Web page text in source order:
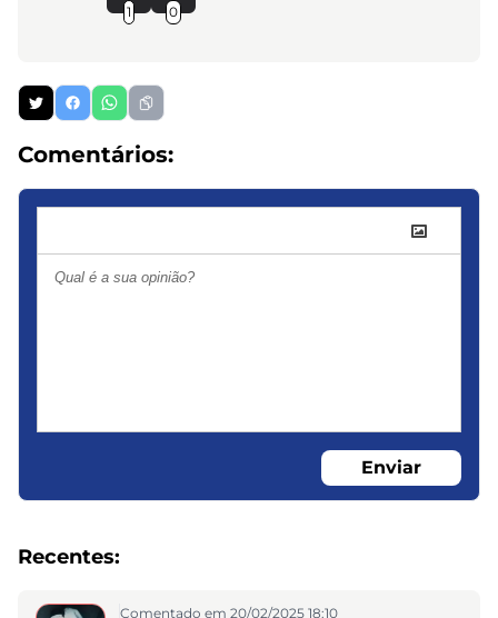
1 0
Comentários:
Enviar
Recentes:
Comentado em 20/02/2025 18:10